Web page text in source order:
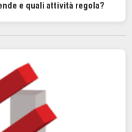
e quali attività regola?